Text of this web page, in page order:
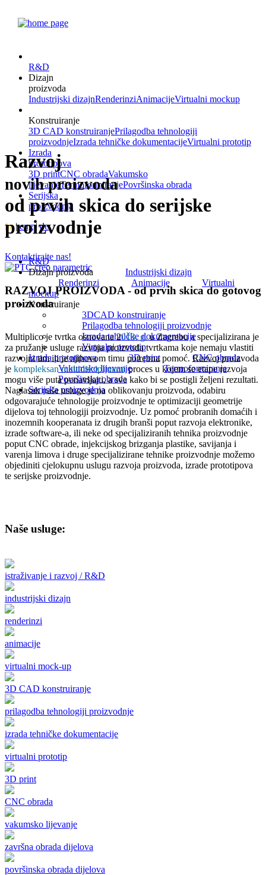
R&D
Dizajn
proizvoda
Industrijski dizajnRenderinziAnimacijeVirtualni mockup
Konstruiranje
3D CAD konstruiranjePrilagodba tehnologiji
proizvodnjeIzrada tehničke dokumentacijeVirtualni prototip
Izrada
prototipova
3D printCNC obradaVakumsko
lijevanjeTermoformiranjePovršinska obrada
Serijska
proizvodnja
hr|eng|de
R&D
Dizajn proizvoda
Industrijski dizajn
Renderinzi
Animacije
Virtualni
mockup
Konstruiranje
3DCAD konstruiranje
Prilagodba tehnologiji proizvodnje
Izrada tehničke dokumentacije
Virtualni prototip
Izrada prototipova
3D print
CNC obrada
Vakumsko lijevanje
Termoformiranje
Površinska obrada
Serijska proizvodnja
Razvoj
novih proizvoda
od prvih skica do serijske
proizvodnje
Kontaktirajte nas!
RAZVOJ PROIZVODA - od prvih skica do gotovog
proizvoda
Multiplico je tvrtka osnovana 2013. g.u Zagrebu a specijalizirana je
za pružanje usluge razvoja proizvoda tvrtkama koje nemaju vlastiti
razvojni tim ili je njihovom timu potrebna pomoć. Razvoj proizvoda
je kompleksan multidisciplinarniproces u kojem se etape razvoja
mogu više puta ponavljajti, a sve kako bi se postigli željeni rezultati.
Naglasak naše usluge je na oblikovanju proizvoda, odabiru
odgovarajuće tehnologije proizvodnje te optimizaciji geometrije
dijelova toj tehnologiji proizvodnje. Uz pomoć probranih domaćih i
inozemnih kooperanata iz drugih branši poput razvoja elektronike,
izrade software-a, ili neke od specijaliziranih tehnika proizvodnje
poput CNC obrade, injekcijskog brizganja plastike, savijanja i
varenja limova i druge specijalizirane tehnike proizvodnje možemo
objediniti cjelokupnu uslugu razvoja proizvoda, izrade prototipova
te serijske proizvodnje.
Naše usluge:
istraživanje i razvoj / R&D
industrijski dizajn
renderinzi
animacije
virtualni mock-up
3D CAD konstruiranje
prilagodba tehnologiji proizvodnje
izrada tehničke dokumentacije
virtualni prototip
3D print
CNC obrada
vakumsko lijevanje
završna obrada dijelova
površinska obrada dijelova